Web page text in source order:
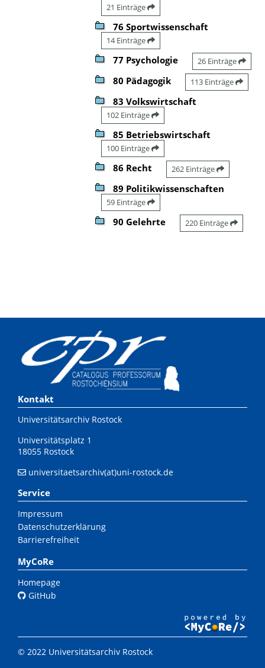
21 Einträge
76 Sportwissenschaft
14 Einträge
77 Psychologie 26 Einträge
80 Pädagogik 113 Einträge
83 Volkswirtschaft
102 Einträge
85 Betriebswirtschaft
100 Einträge
86 Recht 262 Einträge
89 Politikwissenschaften
59 Einträge
90 Gelehrte 220 Einträge
Kontakt
Universitätsarchiv Rostock
Universitätsplatz 1
18055 Rostock
universitaetsarchiv(at)uni-rostock.de
Service
Impressum
Datenschutzerklärung
Barrierefreiheit
MyCoRe
Homepage
GitHub
© 2022 Universitätsarchiv Rostock